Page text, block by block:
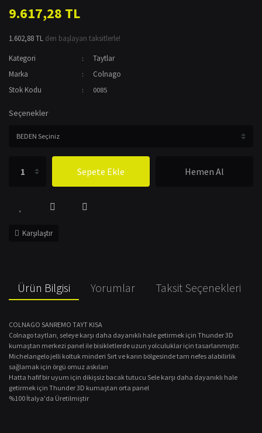
9.617,28 TL
1.602,88 TL den başlayan taksitlerle!
Kategori
Taytlar
Marka
Colnago
Stok Kodu
0085
Seçenekler
Sepete Ekle Hemen Al
Karşılaştır
Ürün Bilgisi Yorumlar Taksit Seçenekleri
COLNAGO SANREMO TAYT KISA
Colnago taytları, seleye karşı daha dayanıklı hale getirmek için Thunder 3D
kumaştan merkezi panel ile bisikletlerde uzun yolculuklar için tasarlanmıştır.
Michelangelo jelli koltuk minderi Sırt ve karın bölgesinde tam nefes alabilirlik
sağlamak için örgü omuz askıları
Hatta hafif bir uyum için dikişsiz bacak tutucu Sele karşı daha dayanıklı hale
getirmek için Thunder 3D kumaştan orta panel
%100 İtalya'da Üretilmiştir